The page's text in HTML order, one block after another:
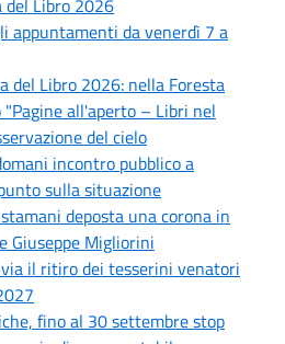
appuntamenti da venerdì 7 a
del Libro 2026: nella Foresta
all'aperto – Libri nel
del cielo
incontro pubblico a
sulla situazione
deposta una corona in
Giuseppe Migliorini
via il ritiro dei tesserini venatori
fino al 30 settembre stop